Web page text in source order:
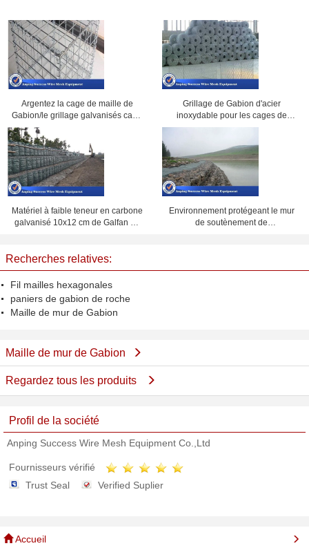
Argentez la cage de maille de
Gabion/le grillage galvanisés cage
de pierre faciles installent
Grillage de Gabion d'acier
inoxydable pour les cages de
Gabion/la nature flexible panier de
Matériel à faible teneur en carbone
galvanisé 10x12 cm de Galfan de
Environnement protégeant le mur
de soutènement de
Recherches relatives:
Fil mailles hexagonales
paniers de gabion de roche
Maille de mur de Gabion
Maille de mur de Gabion
Regardez tous les produits
Profil de la société
Anping Success Wire Mesh Equipment Co.,Ltd
Fournisseurs vérifié
Trust Seal
Verified Suplier
Accueil